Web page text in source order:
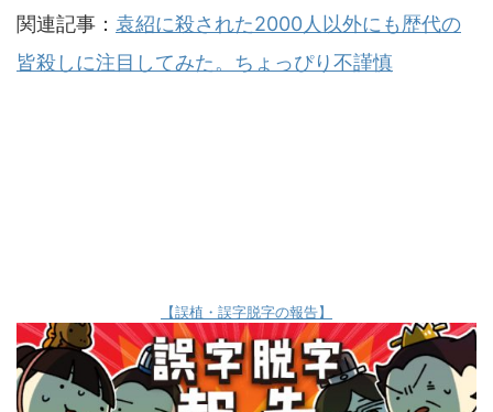
関連記事： 袁紹に殺された2000人以外にも歴代の
皆殺しに注目してみた。ちょっぴり不謹慎
【誤植・誤字脱字の報告】